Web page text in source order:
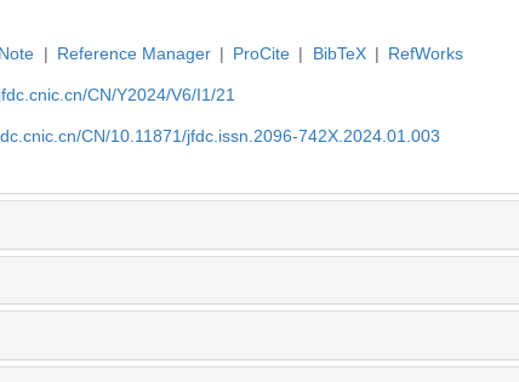
| Reference Manager | ProCite | BibTeX | RefWorks
CN/Y2024/V6/I1/21
CN/10.11871/jfdc.issn.2096-742X.2024.01.003